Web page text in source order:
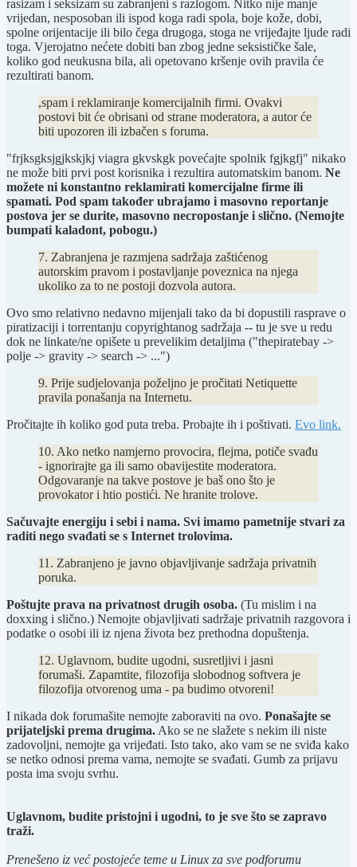
rasizam i seksizam su zabranjeni s razlogom. Nitko nije manje
vrijedan, nesposoban ili ispod koga radi spola, boje kože, dobi,
spolne orijentacije ili bilo čega drugoga, stoga ne vrijeđajte ljude radi
toga. Vjerojatno nećete dobiti ban zbog jedne seksističke šale,
koliko god neukusna bila, ali opetovano kršenje ovih pravila će
rezultirati banom.
,spam i reklamiranje komercijalnih firmi. Ovakvi
postovi bit će obrisani od strane moderatora, a autor će
biti upozoren ili izbačen s foruma.
"frjksgksjgjkskjkj viagra gkvskgk povećajte spolnik fgjkgfj" nikako
ne može biti prvi post korisnika i rezultira automatskim banom. Ne
možete ni konstantno reklamirati komercijalne firme ili
spamati. Pod spam također ubrajamo i masovno reportanje
postova jer se durite, masovno necropostanje i slično. (Nemojte
bumpati kaladont, pobogu.)
7. Zabranjena je razmjena sadržaja zaštićenog
autorskim pravom i postavljanje poveznica na njega
ukoliko za to ne postoji dozvola autora.
Ovo smo relativno nedavno mijenjali tako da bi dopustili rasprave o
piratizaciji i torrentanju copyrightanog sadržaja -- tu je sve u redu
dok ne linkate/ne opišete u prevelikim detaljima ("thepiratebay ->
polje -> gravity -> search -> ...")
9. Prije sudjelovanja poželjno je pročitati Netiquette
pravila ponašanja na Internetu.
Pročitajte ih koliko god puta treba. Probajte ih i poštivati. Evo link.
10. Ako netko namjerno provocira, flejma, potiče svađu
- ignorirajte ga ili samo obavijestite moderatora.
Odgovaranje na takve postove je baš ono što je
provokator i htio postići. Ne hranite trolove.
Sačuvajte energiju i sebi i nama. Svi imamo pametnije stvari za
raditi nego svađati se s Internet trolovima.
11. Zabranjeno je javno objavljivanje sadržaja privatnih
poruka.
Poštujte prava na privatnost drugih osoba. (Tu mislim i na
doxxing i slično.) Nemojte objavljivati sadržaje privatnih razgovora i
podatke o osobi ili iz njena života bez prethodna dopuštenja.
12. Uglavnom, budite ugodni, susretljivi i jasni
forumaši. Zapamtite, filozofija slobodnog softvera je
filozofija otvorenog uma - pa budimo otvoreni!
I nikada dok forumašite nemojte zaboraviti na ovo. Ponašajte se
prijateljski prema drugima. Ako se ne slažete s nekim ili niste
zadovoljni, nemojte ga vrijeđati. Isto tako, ako vam se ne sviđa kako
se netko odnosi prema vama, nemojte se svađati. Gumb za prijavu
posta ima svoju svrhu.
Uglavnom, budite pristojni i ugodni, to je sve što se zapravo
traži.
Prenešeno iz već postojeće teme u Linux za sve podforumu